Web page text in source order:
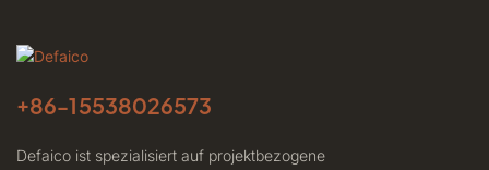
+86-15538026573
Defaico ist spezialisiert auf projektbezogene